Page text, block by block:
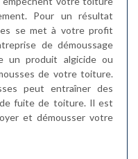
Pour un résultat
se met à votre profit
de démoussage
un produit algicide ou
de votre toiture.
peut entraîner des
de fuite de toiture. Il est
et démousser votre